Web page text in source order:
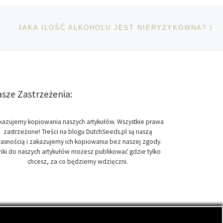
JAKA ILOŚĆ ALKOHOLU JEST NIERYZYKOWNA?
Zastrzeżenia:
kopiowania naszych artykułów. Wszystkie prawa
zastrzeżone! Treści na blogu DutchSeeds.pl są naszą
i zakazujemy ich kopiowania bez naszej zgody.
do naszych artykułów możesz publikować gdzie tylko
chcesz, za co będziemy wdzięczni.